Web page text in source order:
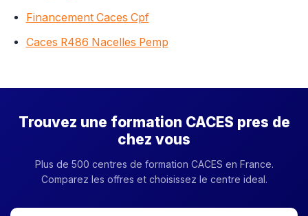
Financement Caces Cpf
Caces R486 Nacelles Pemp
Trouvez une formation CACES pres de
chez vous
Plus de 500 centres de formation CACES en France.
Comparez les offres et choisissez le centre ideal.